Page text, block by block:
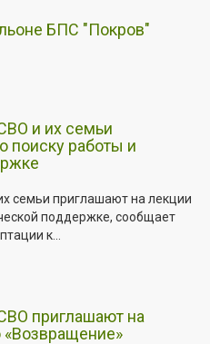
БПС "Покров"
и их семьи
поиску работы и
семьи приглашают на лекции
поддержке, сообщает
к...
приглашают на